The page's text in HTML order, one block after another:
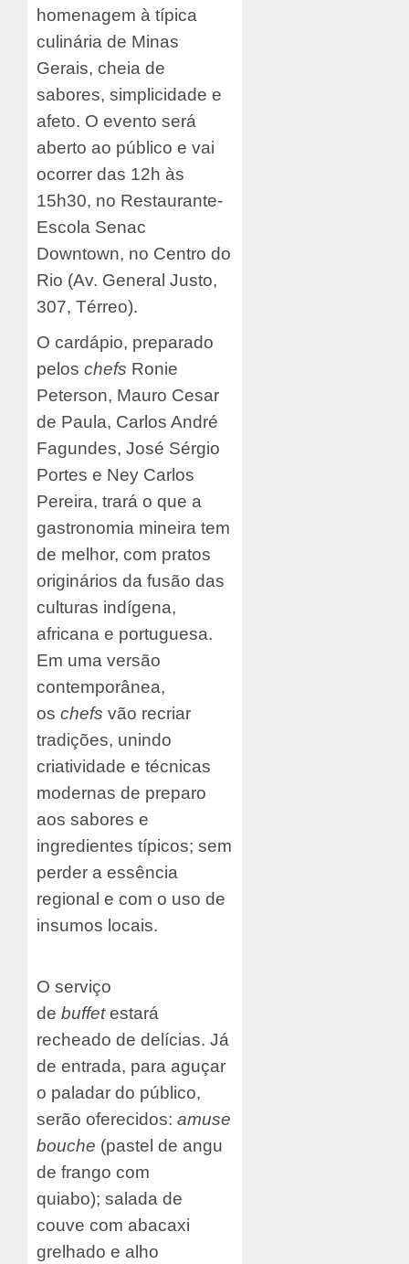
homenagem à típica
culinária de Minas
Gerais, cheia de
sabores, simplicidade e
afeto. O evento será
aberto ao público e vai
ocorrer das 12h às
15h30, no Restaurante-
Escola Senac
Downtown, no Centro do
Rio (Av. General Justo,
307, Térreo).
O cardápio, preparado
pelos chefs Ronie
Peterson, Mauro Cesar
de Paula, Carlos André
Fagundes, José Sérgio
Portes e Ney Carlos
Pereira, trará o que a
gastronomia mineira tem
de melhor, com pratos
originários da fusão das
culturas indígena,
africana e portuguesa.
Em uma versão
contemporânea,
os chefs vão recriar
tradições, unindo
criatividade e técnicas
modernas de preparo
aos sabores e
ingredientes típicos; sem
perder a essência
regional e com o uso de
insumos locais.
O serviço
de buffetestará
recheado de delícias. Já
de entrada, para aguçar
o paladar do público,
serão oferecidos: amuse
bouche (pastel de angu
de frango com
quiabo); salada de
couve com abacaxi
grelhado e alho